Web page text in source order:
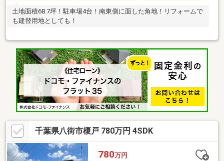
土地面積68.7坪！駐車場4台！南東側に面した角地！リフォームで
も建替用地としても！
千葉県八街市榎戸 780万円 4SDK
780万円